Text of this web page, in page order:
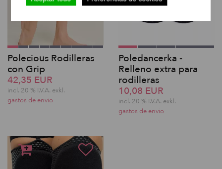
Polecious Rodilleras
con Grip
42,35 EUR
incl. 20 % I.V.A. exkl.
gastos de envio
Poledancerka -
Relleno extra para
rodilleras
10,08 EUR
incl. 20 % I.V.A. exkl.
gastos de envio